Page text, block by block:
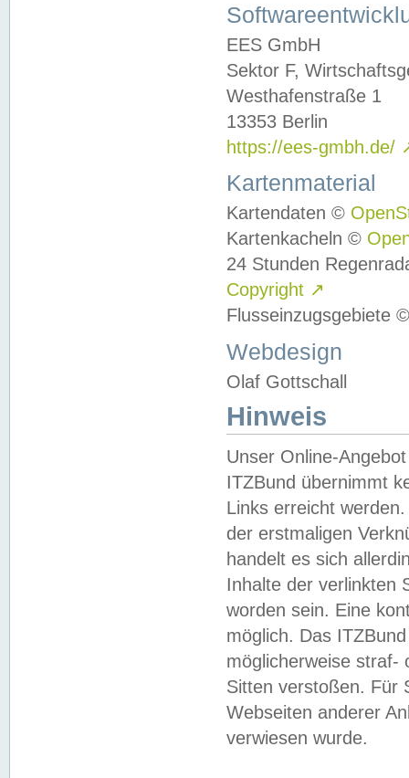
EES GmbH
Sektor F,
Westhafenstraße 1
13353 Berlin
https://ees-gmbh.de/
Kartenmaterial
Kartendaten ©
Kartenkacheln ©
24 Stunden
Copyright ↗
Flusseinzugsgebiete
Webdesign
Olaf Gottschall
Hinweis
Unser Online-
ITZBund übernimmt
Links erreicht
der erstmaligen
handelt es sich
Inhalte der verlinkten
worden sein. Eine
möglich. Das
möglicherweise straf-
Sitten verstoßen. Für
Webseiten anderer
verwiesen wurde.